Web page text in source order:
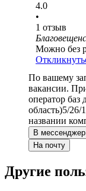
4.0
•
1 отзыв
Можно без
По вашему
вакансии.
оператор баз
область)5/26/1
названии
В мессенджер
На почту
Другие